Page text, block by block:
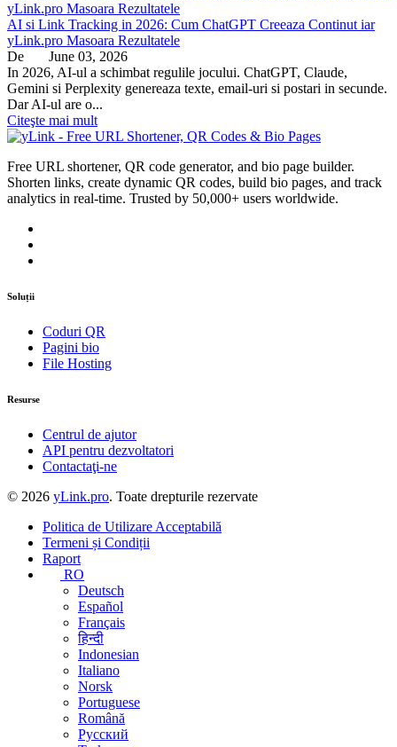
AI si Link Tracking in 2026: Cum ChatGPT Creeaza Continut iar
yLink.pro Masoara Rezultatele
De
June 03, 2026
In 2026, AI-ul a schimbat regulile jocului. ChatGPT, Claude,
Gemini si Perplexity genereaza texte, email-uri si postari in secunde.
Dar AI-ul are o...
Citeşte mai mult
Free URL shortener, QR code generator, and bio page builder.
Shorten links, create dynamic QR codes, build bio pages, and track
analytics in real-time. Trusted by 50,000+ users worldwide.
Soluții
Coduri QR
Pagini bio
File Hosting
Resurse
Centrul de ajutor
API pentru dezvoltatori
Contactaţi-ne
© 2026 yLink.pro. Toate drepturile rezervate
Politica de Utilizare Acceptabilă
Termeni și Condiții
Raport
RO
Deutsch
Español
Français
हिन्दी
Indonesian
Italiano
Norsk
Portuguese
Română
Русский